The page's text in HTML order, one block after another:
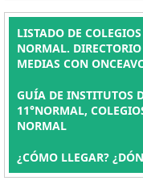
LISTADO DE
NORMAL.
MEDIAS CON
GUÍA DE INSTITUTOS
11°NORMAL,
NORMAL
¿CÓMO LLEGAR?